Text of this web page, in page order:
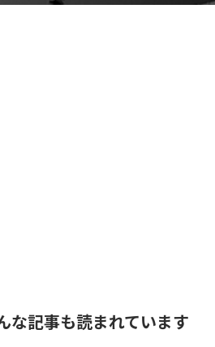
な記事も読まれています